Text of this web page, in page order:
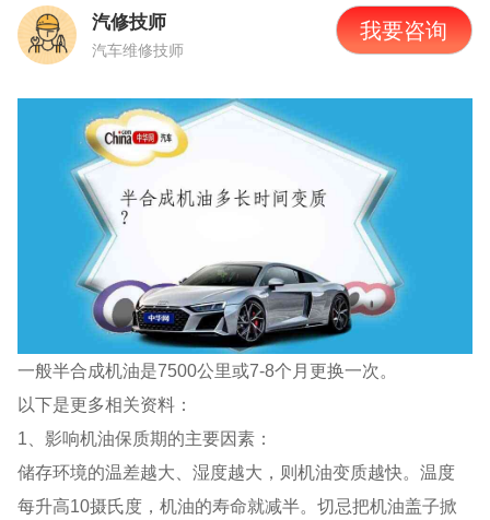
汽修技师
汽车维修技师
我要咨询
一般半合成机油是7500公里或7-8个月更换一次。
以下是更多相关资料：
1、影响机油保质期的主要因素：
储存环境的温差越大、湿度越大，则机油变质越快。温度
每升高10摄氏度，机油的寿命就减半。切忌把机油盖子掀